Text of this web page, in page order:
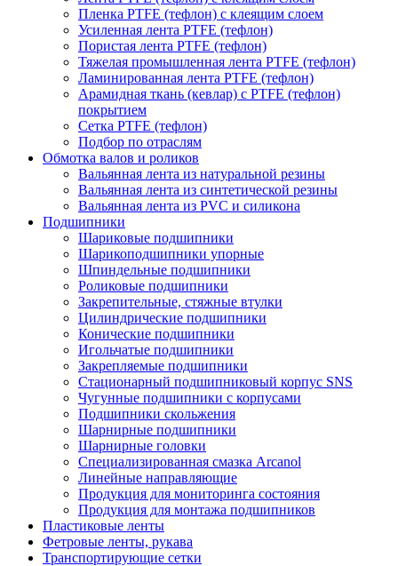
Пленка PTFE (тефлон) с клеящим слоем
Усиленная лента PTFE (тефлон)
Пористая лента PTFE (тефлон)
Тяжелая промышленная лента PTFE (тефлон)
Ламинированная лента PTFE (тефлон)
Арамидная ткань (кевлар) с PTFE (тефлон)
покрытием
Сетка PTFE (тефлон)
Подбор по отраслям
Обмотка валов и роликов
Вальянная лента из натуральной резины
Вальянная лента из синтетической резины
Вальянная лента из PVC и силикона
Подшипники
Шариковые подшипники
Шарикоподшипники упорные
Шпиндельные подшипники
Роликовые подшипники
Закрепительные, стяжные втулки
Цилиндрические подшипники
Конические подшипники
Игольчатые подшипники
Закрепляемые подшипники
Стационарный подшипниковый корпус SNS
Чугунные подшипники с корпусами
Подшипники скольжения
Шарнирные подшипники
Шарнирные головки
Специализированная смазка Arcanol
Линейные направляющие
Продукция для мониторинга состояния
Продукция для монтажа подшипников
Пластиковые ленты
Фетровые ленты, рукава
Транспортирующие сетки